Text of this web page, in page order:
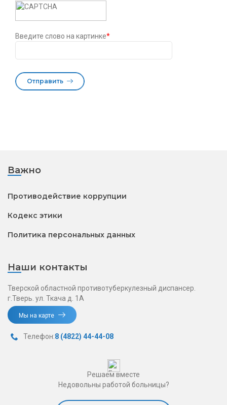
Введите слово на картинке*
Отправить
Важно
Противодействие коррупции
Кодекс этики
Политика персональных данных
Наши контакты
Тверской областной противотуберкулезный диспансер.
г.Тверь. ул. Ткача д. 1А
Мы на карте
Телефон:8 (4822) 44-44-08
Решаем вместе
Недовольны работой больницы?